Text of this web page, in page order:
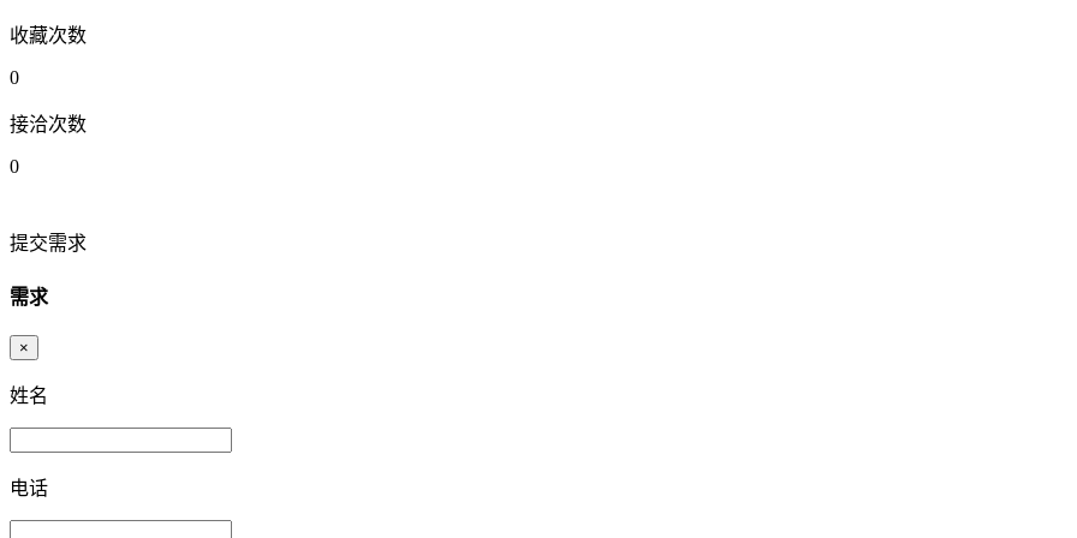
收藏次数
0
接洽次数
0
提交需求
需求
×
姓名
电话